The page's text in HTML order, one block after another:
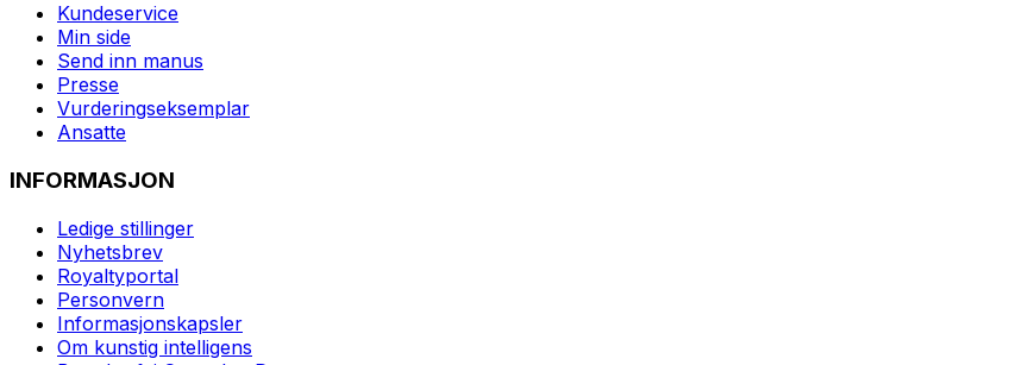
Kundeservice
Min side
Send inn manus
Presse
Vurderingseksemplar
Ansatte
INFORMASJON
Ledige stillinger
Nyhetsbrev
Royaltyportal
Personvern
Informasjonskapsler
Om kunstig intelligens